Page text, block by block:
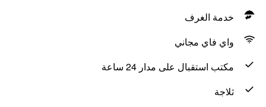
خدمة الغرف
واي فاي مجاني
مكتب استقبال على مدار 24 ساعة
ثلاجة